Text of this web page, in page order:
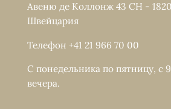
Авеню де Коллонж 43 CH -
Швейцария
Телефон +41 21 966 70 00
С понедельника по пятницу, с
вечера.